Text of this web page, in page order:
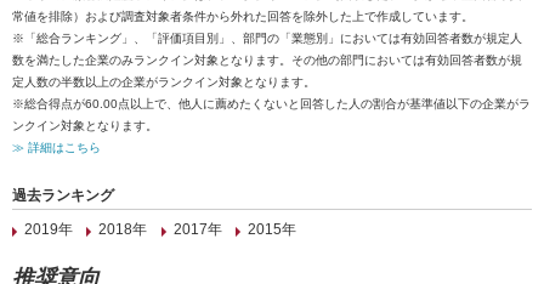
常値を排除）および調査対象者条件から外れた回答を除外した上で作成しています。
※「総合ランキング」、「評価項目別」、部門の「業態別」においては有効回答者数が規定人
数を満たした企業のみランクイン対象となります。その他の部門においては有効回答者数が規
定人数の半数以上の企業がランクイン対象となります。
※総合得点が60.00点以上で、他人に薦めたくないと回答した人の割合が基準値以下の企業がラ
ンクイン対象となります。
≫ 詳細はこちら
過去ランキング
2019年
2018年 2017年 2015年
推奨意向